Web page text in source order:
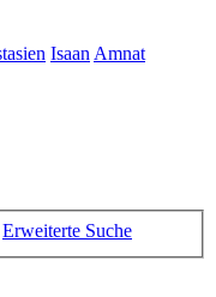
Isaan Amnat
Erweiterte Suche